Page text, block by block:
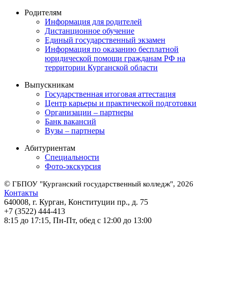
Родителям
Информация для родителей
Дистанционное обучение
Единый государственный экзамен
Информация по оказанию бесплатной
юридической помощи гражданам РФ на
территории Курганской области
Выпускникам
Государственная итоговая аттестация
Центр карьеры и практической подготовки
Организации – партнеры
Банк вакансий
Вузы – партнеры
Абитуриентам
Специальности
Фото-экскурсия
© ГБПОУ "Курганский государственный колледж", 2026
Контакты
640008, г. Курган, Конституции пр., д. 75
+7 (3522) 444-413
8:15 до 17:15, Пн-Пт, обед с 12:00 до 13:00